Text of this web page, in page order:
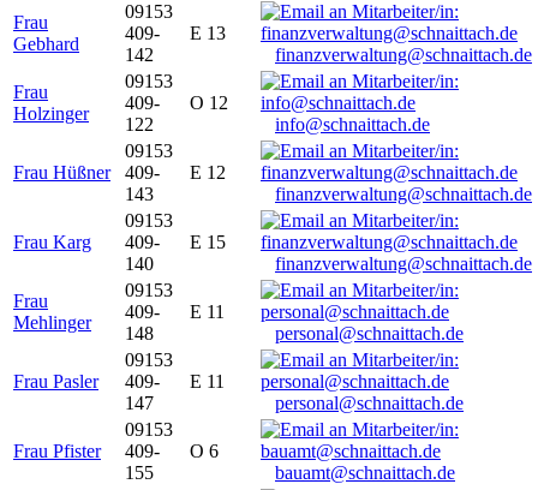
Frau
Gebhard
09153
409-
142
E 13
finanzverwaltung@schnaittach.de
Frau
Holzinger
09153
409-
122
O 12
info@schnaittach.de
Frau Hüßner
09153
409-
143
E 12
finanzverwaltung@schnaittach.de
Frau Karg
09153
409-
140
E 15
finanzverwaltung@schnaittach.de
Frau
Mehlinger
09153
409-
148
E 11
personal@schnaittach.de
Frau Pasler
09153
409-
147
E 11
personal@schnaittach.de
Frau Pfister
09153
409-
155
O 6
bauamt@schnaittach.de